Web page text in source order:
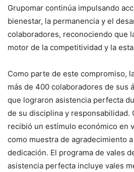
Grupomar continúa impulsando
bienestar, la permanencia y el
colaboradores, reconociendo que
motor de la competitividad y la
Como parte de este compromiso,
más de 400 colaboradores de sus
que lograron asistencia perfecta
de su disciplina y responsabilidad.
recibió un estímulo económico en
como muestra de agradecimiento
dedicación. El programa de vales
asistencia perfecta incluye vales